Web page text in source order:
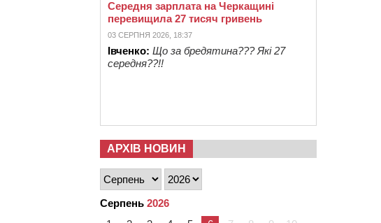
Середня зарплата на Черкащині
перевищила 27 тисяч гривень
03 СЕРПНЯ 2026, 18:37
Івченко: Що за бредятина??? Які 27
середня??!!
АРХІВ НОВИН
Серпень 2026